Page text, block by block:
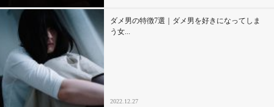
ダメ男の特徴7選｜ダメ男を好きになってしま
う女...
2022.12.27